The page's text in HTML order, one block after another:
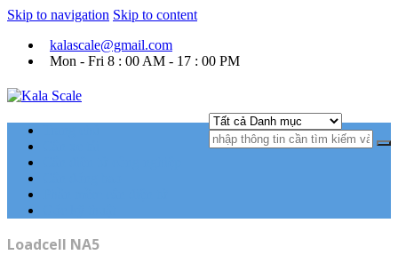
Skip to navigation Skip to content
kalascale@gmail.com
Mon - Fri 8 : 00 AM - 17 : 00 PM
Kala Scale
Kỹ thuật tự động hóa Ngành cân điện tử.
Loadcell NA5